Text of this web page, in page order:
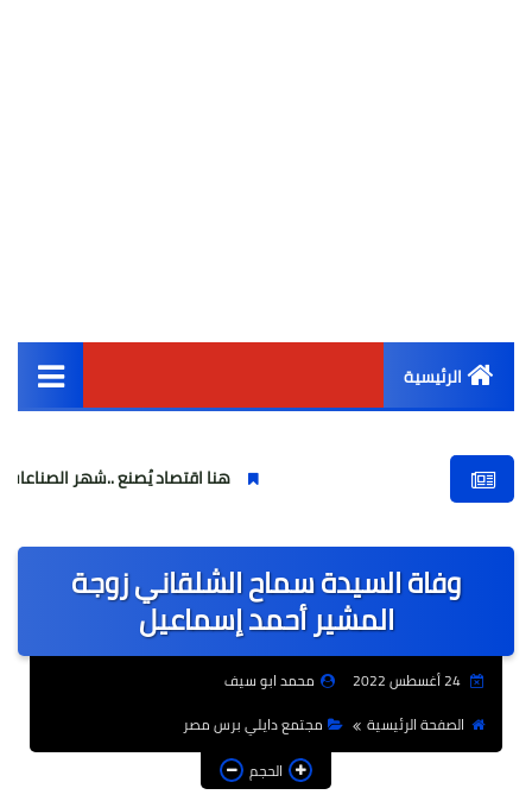
الرئيسية
أخبار مصر
عالمى
الرياضة
حوادث وقضايا
فن
التعليم
هنا اقتصاد يُصنع ..شهر الصناعات
وفاة السيدة سماح الشلقاني زوجة
المشير أحمد إسماعيل
24 أغسطس 2022
محمد ابو سيف
الصفحة الرئيسية
مجتمع دايلي برس مصر
الحجم